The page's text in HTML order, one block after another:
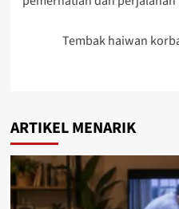
Tembak haiwan
ARTIKEL MENARIK